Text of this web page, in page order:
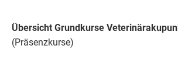
Übersicht Grundkurse
(Präsenzkurse)